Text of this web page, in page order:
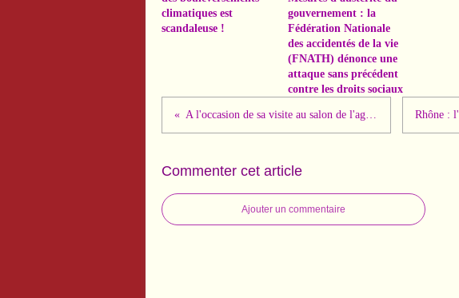
climatiques est
scandaleuse !
gouvernement : la
Fédération Nationale
des accidentés de la vie
(FNATH) dénonce une
attaque sans précédent
contre les droits sociaux
A l'occasion de sa visite au salon de l'agriculture, Macron doit faire face à la rue mobilisée
Commenter cet article
Ajouter un commentaire